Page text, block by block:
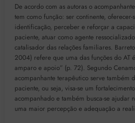
De acordo com as autoras o
tem como função: ser continente,
identificação, perceber e reforçar a
paciente, atuar como agente
catalisador das relações familiares.
2004) refere que uma das funções do AT
amparo e apoio” (p. 72). Segundo
acompanhante terapêutico serve também
paciente, ou seja, visa-se um
acompanhado e também busca-se ajudar
uma maior percepção e adequação a